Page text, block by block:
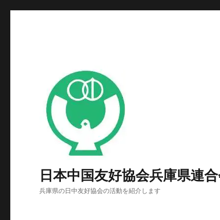
日本中国友好協会兵庫県連
兵庫県の日中友好協会の活動を紹介します